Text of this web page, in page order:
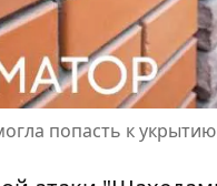
попасть к